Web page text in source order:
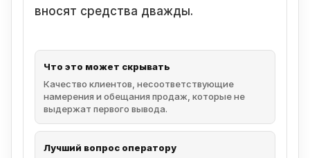
вносят средства дважды.
Что это может скрывать
Качество клиентов, несоответствующие
намерения и обещания продаж, которые не
выдержат первого вывода.
Лучший вопрос оператору